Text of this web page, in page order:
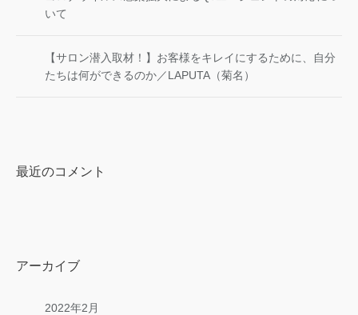
いて
【サロン潜入取材！】お客様をキレイにするために、自分
たちは何ができるのか／LAPUTA（菊名）
最近のコメント
アーカイブ
2022年2月